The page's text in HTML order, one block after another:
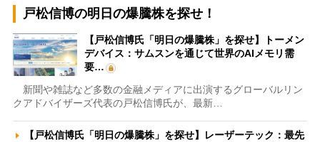
戸松信博の明日の爆騰株を探せ！
【戸松信博氏「明日の爆騰株」を探せ】トーメン
デバイス：サムスンを通じて世界のAIメモリ需
要…
新聞や雑誌など多数の金融メディアに出演するグローバルリン
クアドバイザーズ代表の戸松信博氏が、最新…
【戸松信博氏「明日の爆騰株」を探せ】レーザーテック：最先